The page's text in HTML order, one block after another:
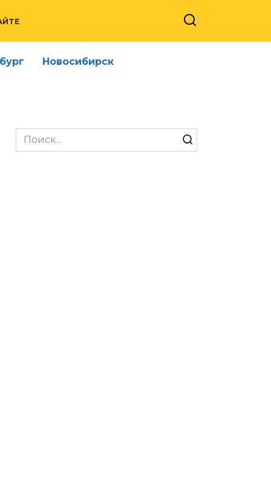
Новосибирск
Search
for: